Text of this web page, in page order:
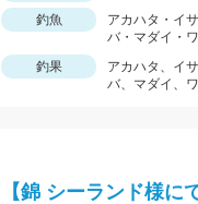
釣魚
アカハタ・イ
バ・マダイ・
釣果
アカハタ、イ
バ、マダイ、
【錦 シーランド様